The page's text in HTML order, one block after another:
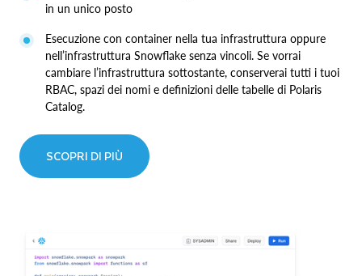
in un unico posto
Esecuzione con container nella tua infrastruttura oppure
nell’infrastruttura Snowflake senza vincoli. Se vorrai
cambiare l’infrastruttura sottostante, conserverai tutti i tuoi
RBAC, spazi dei nomi e definizioni delle tabelle di Polaris
Catalog.
SCOPRI DI PIÙ